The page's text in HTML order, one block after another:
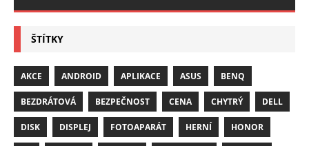
ŠTÍTKY
AKCE ANDROID APLIKACE ASUS BENQ
BEZDRÁTOVÁ BEZPEČNOST CENA CHYTRÝ DELL
DISK DISPLEJ FOTOAPARÁT HERNÍ HONOR